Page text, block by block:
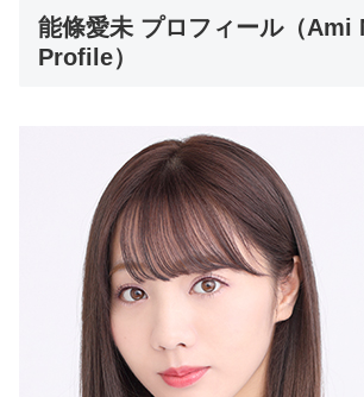
能條愛未 プロフィール（Ami
Profile）